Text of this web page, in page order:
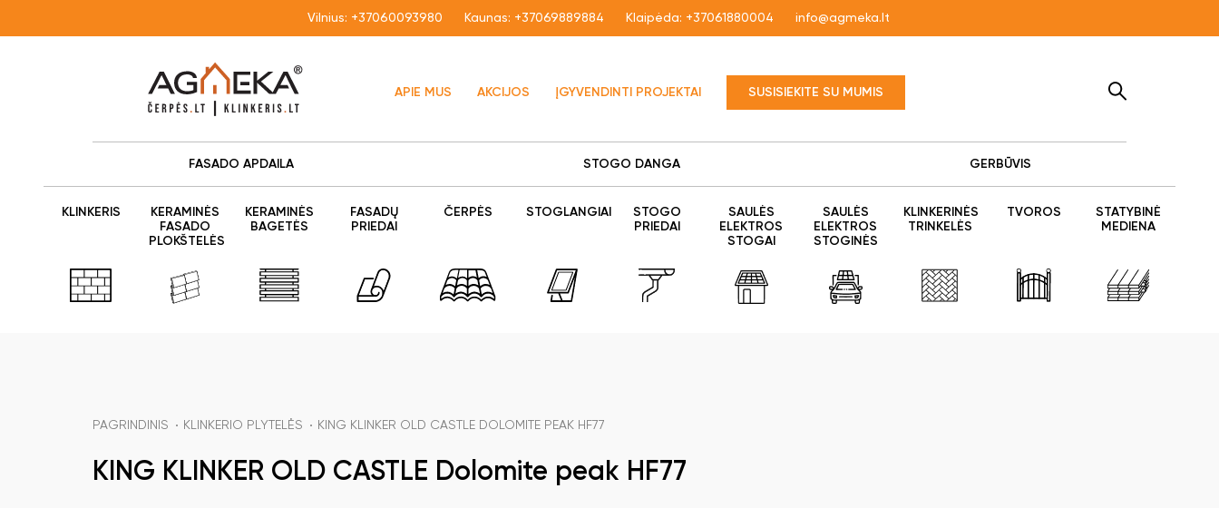
Vilnius: +37060093980 Kaunas: +37069889884 Klaipėda: +37061880004 info@agmeka.lt
APIE MUS AKCIJOS ĮGYVENDINTI PROJEKTAI SUSISIEKITE SU MUMIS
FASADO APDAILA STOGO DANGA GERBŪVIS
KLINKERIS
KERAMINĖS
FASADO
PLOKŠTELĖS
KERAMINĖS
BAGETĖS
FASADŲ
PRIEDAI
ČERPĖS STOGLANGIAI
STOGO
PRIEDAI
SAULĖS
ELEKTROS
STOGAI
SAULĖS
ELEKTROS
STOGINĖS
KLINKERINĖS
TRINKELĖS
TVOROS
STATYBINĖ
MEDIENA
PAGRINDINIS KLINKERIO PLYTELĖS KING KLINKER OLD CASTLE DOLOMITE PEAK HF77
KING KLINKER OLD CASTLE Dolomite peak HF77